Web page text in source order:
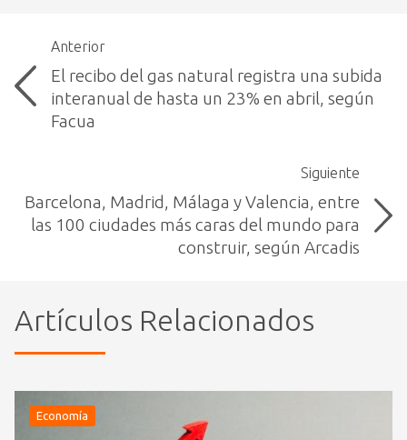
Anterior
El recibo del gas natural registra una subida
interanual de hasta un 23% en abril, según
Facua
Siguiente
Barcelona, Madrid, Málaga y Valencia, entre
las 100 ciudades más caras del mundo para
construir, según Arcadis
Artículos Relacionados
Economía